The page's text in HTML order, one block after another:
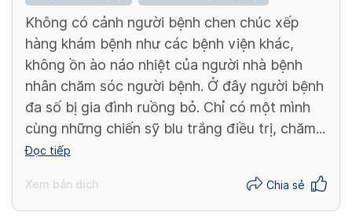
Không có cảnh người bệnh chen chúc xếp
hàng khám bệnh như các bệnh viện khác,
không ồn ào náo nhiệt của người nhà bệnh
nhân chăm sóc người bệnh. Ở đây người bệnh
đa số bị gia đình ruồng bỏ. Chỉ có một mình
cùng những chiến sỹ blu trắng điều trị, chăm...
Đọc tiếp
Xem bản dịch Chia sẻ